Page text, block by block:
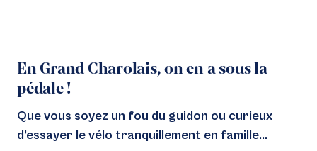
En Grand Charolais, on en a sous la
pédale !
Que vous soyez un fou du guidon ou curieux
d’essayer le vélo tranquillement en famille...